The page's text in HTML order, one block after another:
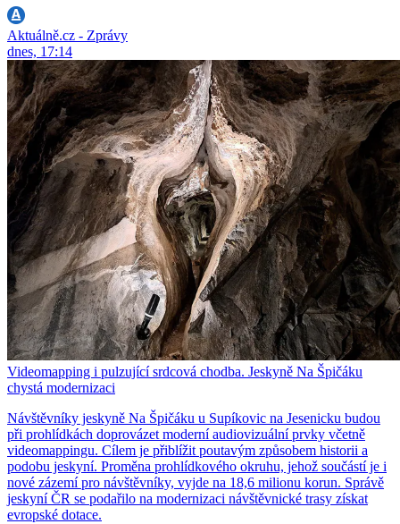
Aktuálně.cz - Zprávy
dnes, 17:14
Videomapping i pulzující srdcová chodba. Jeskyně Na Špičáku
chystá modernizaci
Návštěvníky jeskyně Na Špičáku u Supíkovic na Jesenicku budou
při prohlídkách doprovázet moderní audiovizuální prvky včetně
videomappingu. Cílem je přiblížit poutavým způsobem historii a
podobu jeskyní. Proměna prohlídkového okruhu, jehož součástí je i
nové zázemí pro návštěvníky, vyjde na 18,6 milionu korun. Správě
jeskyní ČR se podařilo na modernizaci návštěvnické trasy získat
evropské dotace.